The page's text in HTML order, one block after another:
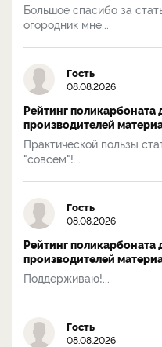
Большое спасибо за
огородник мне...
Гость
08.08.2026
Рейтинг поликарбоната
производителей
Практической пользы
"совсем"!...
Гость
08.08.2026
Рейтинг поликарбоната
производителей
Поддерживаю!...
Гость
08.08.2026